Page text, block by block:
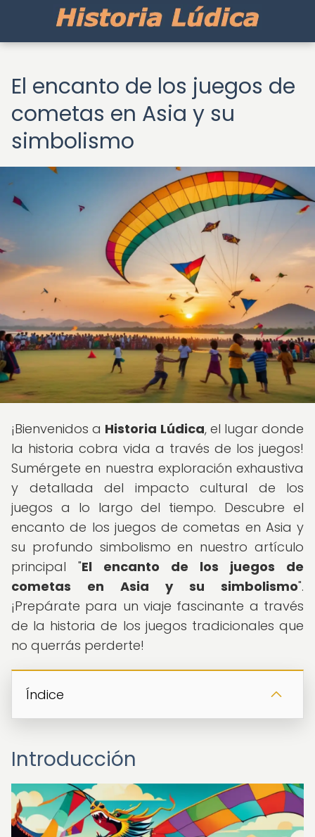
El encanto de los juegos de
cometas en Asia y su
simbolismo
¡Bienvenidos a Historia Lúdica, el lugar donde
la historia cobra vida a través de los juegos!
Sumérgete en nuestra exploración exhaustiva
y detallada del impacto cultural de los
juegos a lo largo del tiempo. Descubre el
encanto de los juegos de cometas en Asia y
su profundo simbolismo en nuestro artículo
principal "El encanto de los juegos de
cometas en Asia y su simbolismo".
¡Prepárate para un viaje fascinante a través
de la historia de los juegos tradicionales que
no querrás perderte!
Índice
Introducción